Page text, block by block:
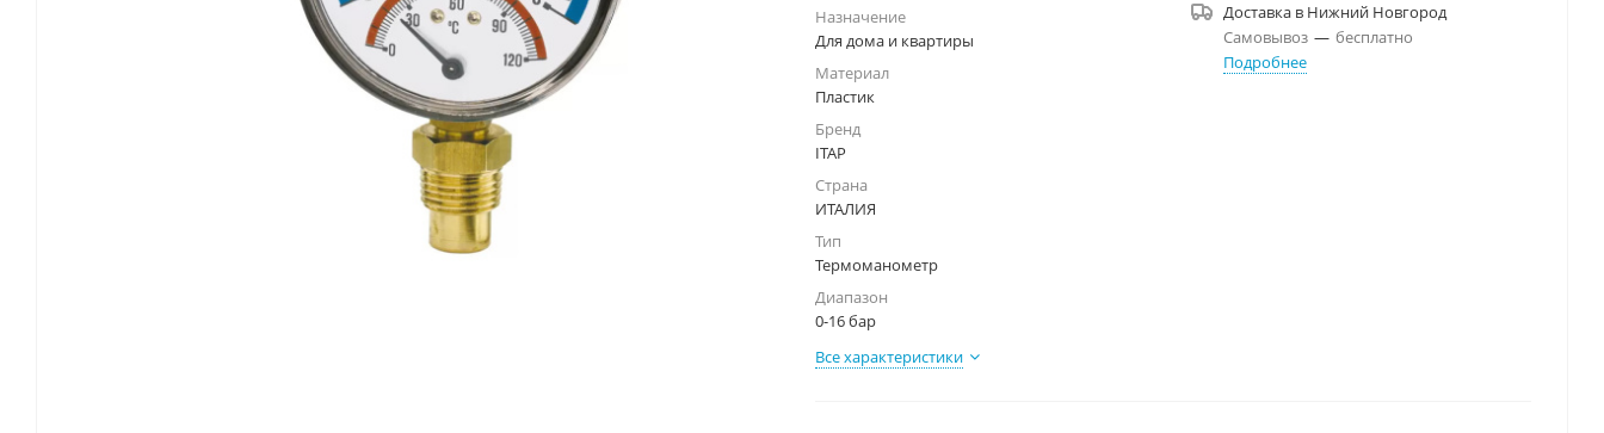
Назначение
Для дома и квартиры
Материал
Пластик
Бренд
ITAP
Страна
ИТАЛИЯ
Тип
Термоманометр
Диапазон
0-16 бар
Все характеристики
Доставка в Нижний Новгород
Самовывоз — бесплатно
Подробнее